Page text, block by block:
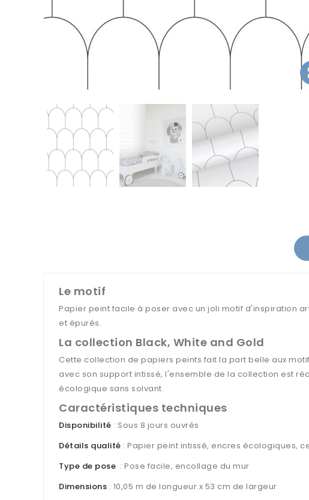
Le motif
Papier peint facile à poser avec un joli motif d'inspiration
et épurés.
La collection Black, White and Gold
Cette collection de papiers peints fait la part belle aux
avec son support intissé, l'ensemble de la collection est
écologique sans solvant.
Caractéristiques techniques
Disponibilité : Sous 8 jours ouvrés
Détails qualité : Papier peint intissé, encres écologiques,
Type de pose : Pose facile, encollage du mur
Dimensions : 10,05 m de longueur x 53 cm de largeur